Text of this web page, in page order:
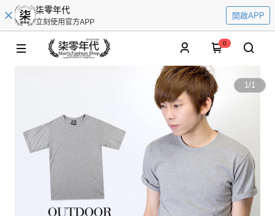
柒零年代
立刻使用官方APP
開啟APP
0
1/1